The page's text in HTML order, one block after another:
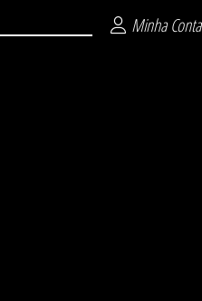
Minha Conta